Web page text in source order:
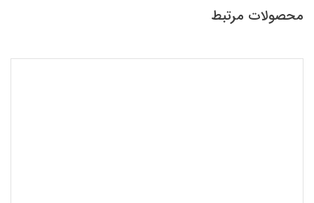
محصولات مرتبط